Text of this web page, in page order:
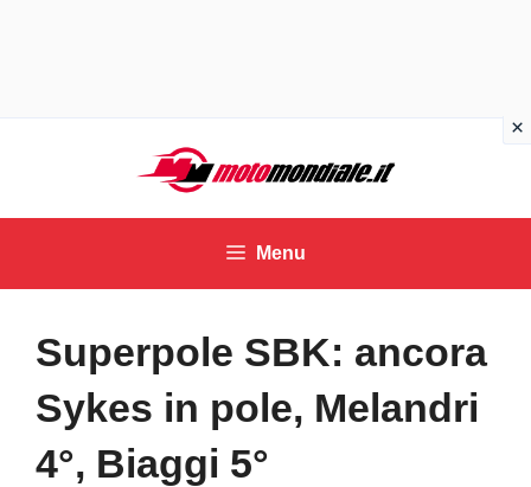
contenuto
Menu
Superpole SBK: ancora
Sykes in pole, Melandri
4°, Biaggi 5°